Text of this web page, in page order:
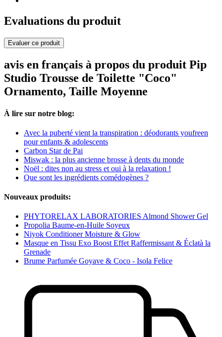
Evaluations du produit
Evaluer ce produit
avis en français à propos du produit Pip
Studio Trousse de Toilette "Coco"
Ornamento, Taille Moyenne
À lire sur notre blog:
Avec la puberté vient la transpiration : déodorants youfreen
pour enfants & adolescents
Carbon Star de Pai
Miswak : la plus ancienne brosse à dents du monde
Noël : dites non au stress et oui à la relaxation !
Que sont les ingrédients comédogènes ?
Nouveaux produits:
PHYTORELAX LABORATORIES Almond Shower Gel
Propolia Baume-en-Huile Soyeux
Niyok Conditioner Moisture & Glow
Masque en Tissu Exo Boost Effet Raffermissant & Éclatà la
Grenade
Brume Parfumée Goyave & Coco - Isola Felice